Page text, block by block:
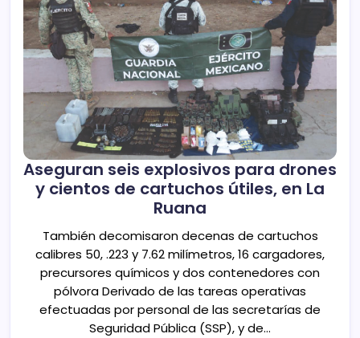
Aseguran seis explosivos para drones
y cientos de cartuchos útiles, en La
Ruana
También decomisaron decenas de cartuchos
calibres 50, .223 y 7.62 milímetros, 16 cargadores,
precursores químicos y dos contenedores con
pólvora Derivado de las tareas operativas
efectuadas por personal de las secretarías de
Seguridad Pública (SSP), y de…